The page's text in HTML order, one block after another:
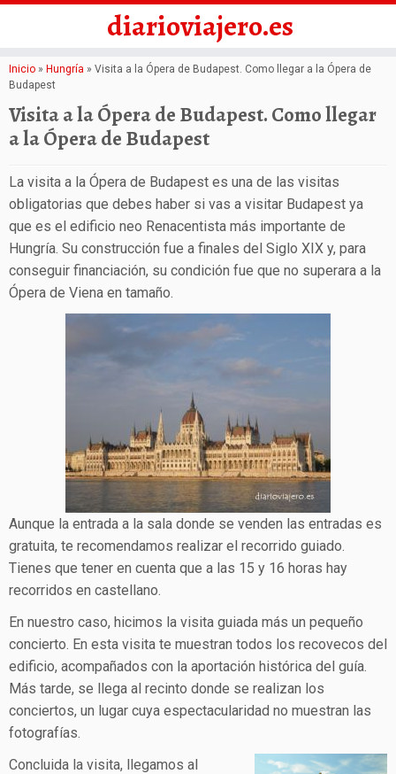
Saltar
al
contenido
diarioviajero.es
Inicio » Hungría » Visita a la Ópera de Budapest. Como llegar a la Ópera de
Budapest
Visita a la Ópera de Budapest. Como llegar
a la Ópera de Budapest
La visita a la Ópera de Budapest es una de las visitas
obligatorias que debes haber si vas a visitar Budapest ya
que es el edificio neo Renacentista más importante de
Hungría. Su construcción fue a finales del Siglo XIX y, para
conseguir financiación, su condición fue que no superara a la
Ópera de Viena en tamaño.
Aunque la entrada a la sala donde se venden las entradas es
gratuita, te recomendamos realizar el recorrido guiado.
Tienes que tener en cuenta que a las 15 y 16 horas hay
recorridos en castellano.
En nuestro caso, hicimos la visita guiada más un pequeño
concierto. En esta visita te muestran todos los recovecos del
edificio, acompañados con la aportación histórica del guía.
Más tarde, se llega al recinto donde se realizan los
conciertos, un lugar cuya espectacularidad no muestran las
fotografías.
Concluida la visita, llegamos al